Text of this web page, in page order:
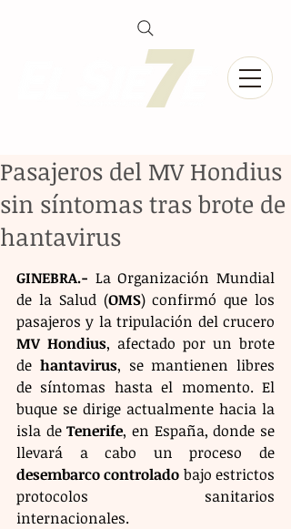
Pasajeros del MV Hondius
sin síntomas tras brote de
hantavirus
GINEBRA.- La Organización Mundial
de la Salud (OMS) confirmó que los
MV Hondius, afectado por un brote
de hantavirus, se mantienen libres
de síntomas hasta el momento. El
buque se dirige actualmente hacia la
isla de Tenerife, en España, donde se
desembarco controlado bajo estrictos
protocolos sanitarios
internacionales.